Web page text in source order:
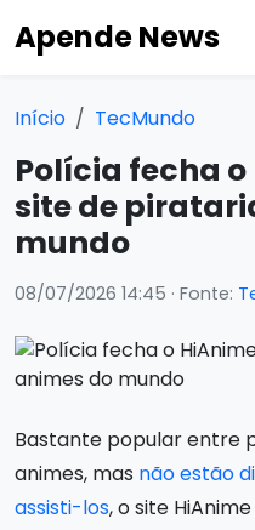
Apende News
Início TecMundo
Polícia fecha
site de
mundo
08/07/2026 14:45 · Fonte:
Bastante popular entre
animes, mas não estão
assisti-los, o site